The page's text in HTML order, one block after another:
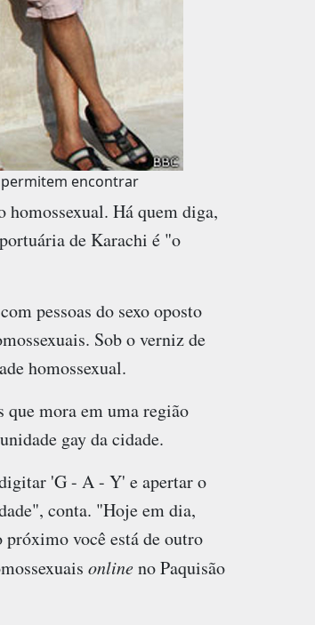
permitem encontrar
homossexual. Há quem diga,
de Karachi é "o
pessoas do sexo oposto
Sob o verniz de
homossexual.
que mora em uma região
gay da cidade.
'G - A - Y' e apertar o
conta. "Hoje em dia,
próximo você está de outro
onlineno Paquisão